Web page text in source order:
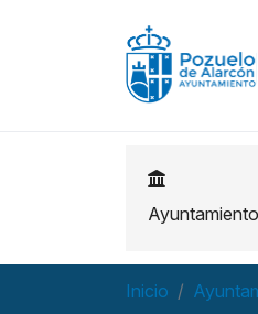
Ayuntamiento
Inicio